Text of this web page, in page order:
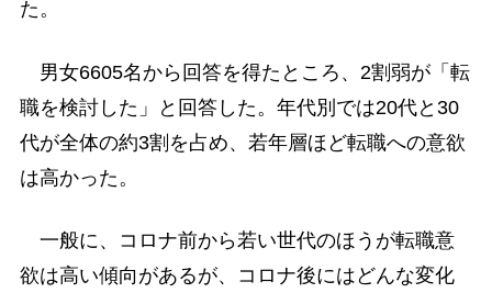
た。
男女6605名から回答を得たところ、2割弱が「転
職を検討した」と回答した。年代別では20代と30
代が全体の約3割を占め、若年層ほど転職への意欲
は高かった。
一般に、コロナ前から若い世代のほうが転職意
欲は高い傾向があるが、コロナ後にはどんな変化